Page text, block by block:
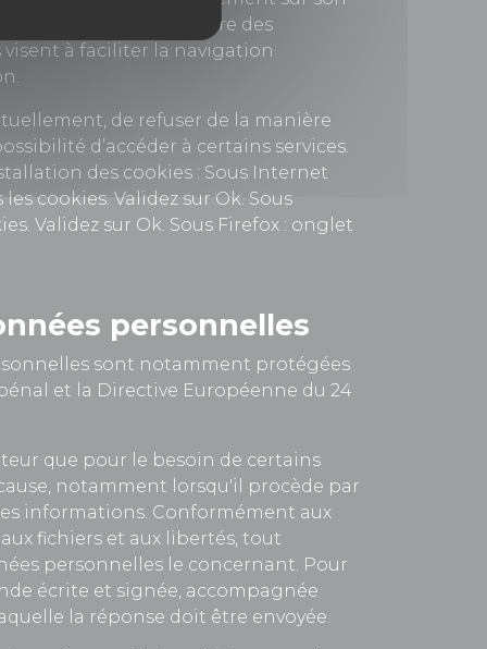
mais qui enregistre des
à faciliter la navigation
de refuser de la manière
d’accéder à certains services.
des cookies : Sous Internet
cookies. Validez sur Ok. Sous
Validez sur Ok. Sous Firefox : onglet
personnelles
sont notamment protégées
pénal et la Directive Européenne du 24
que pour le besoin de certains
notamment lorsqu'il procède par
informations. Conformément aux
fichiers et aux libertés, tout
personnelles le concernant. Pour
écrite et signée, accompagnée
la réponse doit être envoyée.